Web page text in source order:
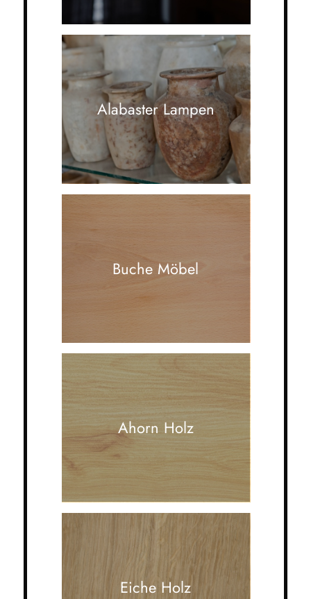
Alabaster Lampen
Buche Möbel
Ahorn Holz
Eiche Holz